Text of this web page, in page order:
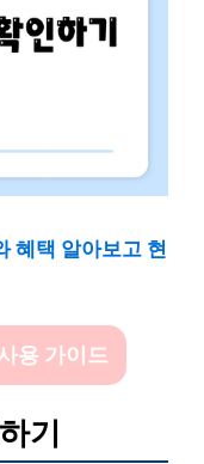
혜택 알아보고 현
용 가이드
기